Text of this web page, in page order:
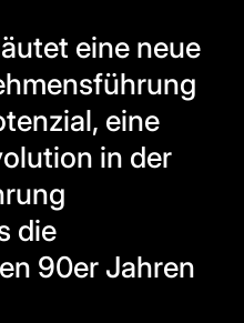
eine neue
eine
in der
die
90er Jahren